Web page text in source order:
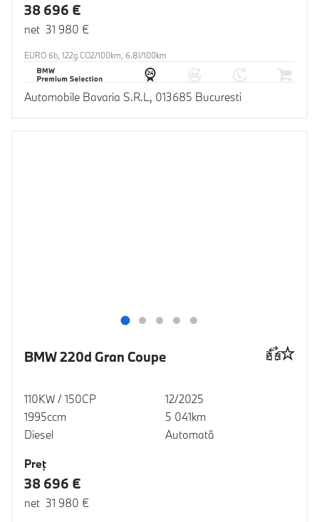
38 696 €
net 31 980 €
EURO 6b, 122g CO2/100km, 6.8l/100km
Automobile Bavaria S.R.L, 013685 Bucuresti
BMW 220d Gran Coupe
110KW / 150CP
1995ccm
Diesel
12/2025
5 041km
Automată
Preţ
38 696 €
net 31 980 €